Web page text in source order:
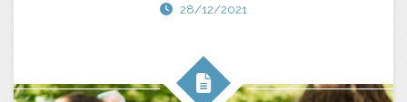
28/12/2021